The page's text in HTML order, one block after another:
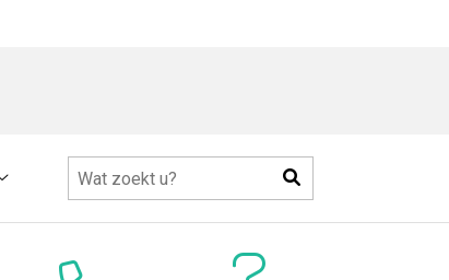
submenu
Zoeken